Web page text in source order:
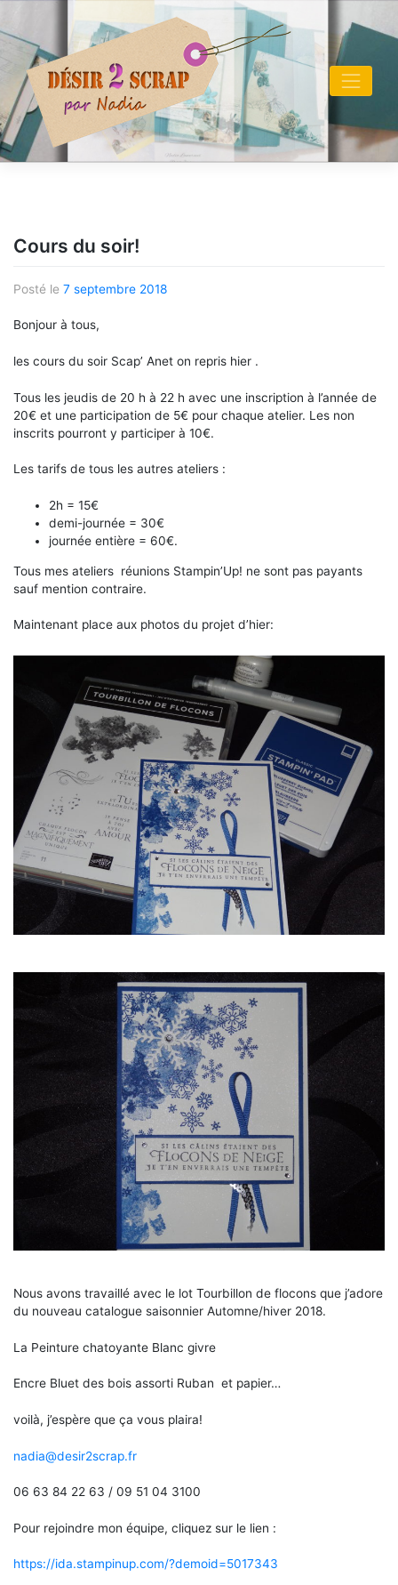
content
Cours du soir!
Posté le 7 septembre 2018
Bonjour à tous,
les cours du soir Scap’ Anet on repris hier .
Tous les jeudis de 20 h à 22 h avec une inscription à l’année de
20€ et une participation de 5€ pour chaque atelier. Les non
inscrits pourront y participer à 10€.
Les tarifs de tous les autres ateliers :
2h = 15€
demi-journée = 30€
journée entière = 60€.
Tous mes ateliers réunions Stampin’Up! ne sont pas payants
sauf mention contraire.
Maintenant place aux photos du projet d’hier:
Nous avons travaillé avec le lot Tourbillon de flocons que j’adore
du nouveau catalogue saisonnier Automne/hiver 2018.
La Peinture chatoyante Blanc givre
Encre Bluet des bois assorti Ruban et papier…
voilà, j’espère que ça vous plaira!
nadia@desir2scrap.fr
06 63 84 22 63 / 09 51 04 3100
Pour rejoindre mon équipe, cliquez sur le lien :
https://ida.stampinup.com/?demoid=5017343